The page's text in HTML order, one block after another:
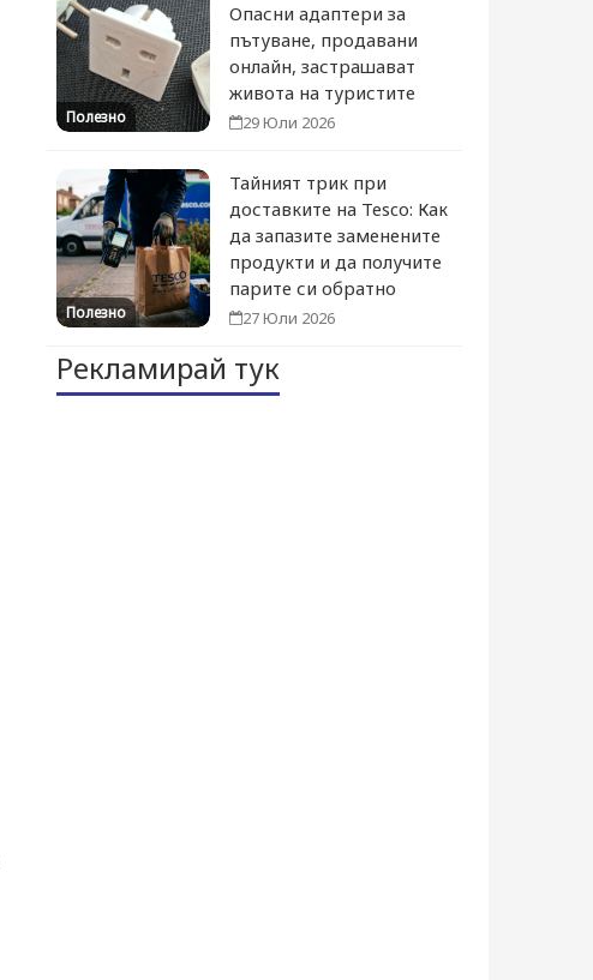
Полезно
Опасни адаптери за
пътуване, продавани
онлайн, застрашават
живота на туристите
29 Юли 2026
Полезно
Тайният трик при
доставките на Tesco: Как
да запазите заменените
продукти и да получите
парите си обратно
27 Юли 2026
Рекламирай тук